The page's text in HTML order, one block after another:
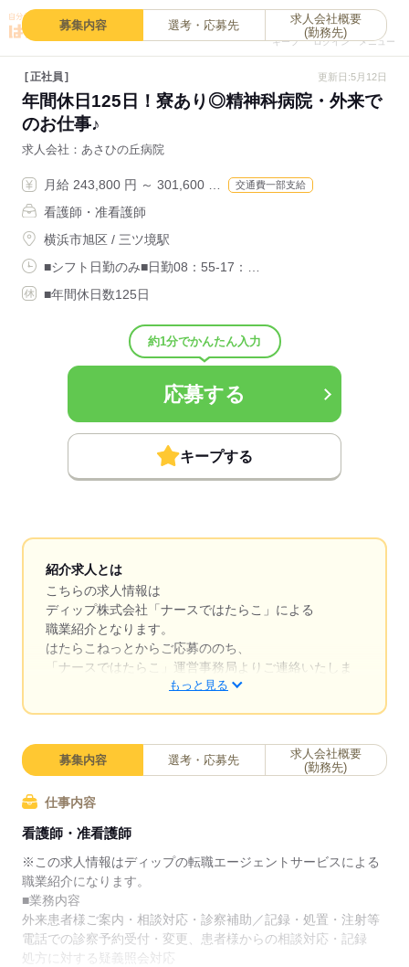
キープ
0
ログイン メニュー
募集内容 選考・応募先
求人会社概要
(勤務先)
正社員 更新日:5月12日
年間休日125日！寮あり◎精神科病院・外来で
のお仕事♪
求人会社 あさひの丘病院
月給 243,800 円 ～ 301,600 … 交通費一部支給
看護師・准看護師
横浜市旭区 / 三ツ境駅
■シフト日勤のみ■日勤08：55-17：…
■年間休日数125日
約1分でかんたん入力
応募する
キープする
紹介求人とは
こちらの求人情報は
ディップ株式会社「ナースではたらこ」による
職業紹介となります。
はたらこねっとからご応募ののち、
「ナースではたらこ」運営事務局よりご連絡いたしま
求職中の看護師さんの転職を専任の
キャリアアドバイザーが入職まで無料でサポートいた
日本最大級の求人情報の中からぴったりな求人をご紹
介。
履歴書作成のアドバイスや面接日の調整だけでなく、
お給料、お休み、入職時期の交渉もサポートします。
【もちろん無料】
費用は一切かかりません。
もっと見る
募集内容 選考・応募先
求人会社概要
(勤務先)
仕事内容
看護師・准看護師
※この求人情報はディップの転職エージェントサービスによる
職業紹介になります。
■業務内容
外来患者様ご案内・相談対応・診察補助／記録・処置・注射等
電話での診察予約受付・変更、患者様からの相談対応・記録
処方に対する疑義照会対応